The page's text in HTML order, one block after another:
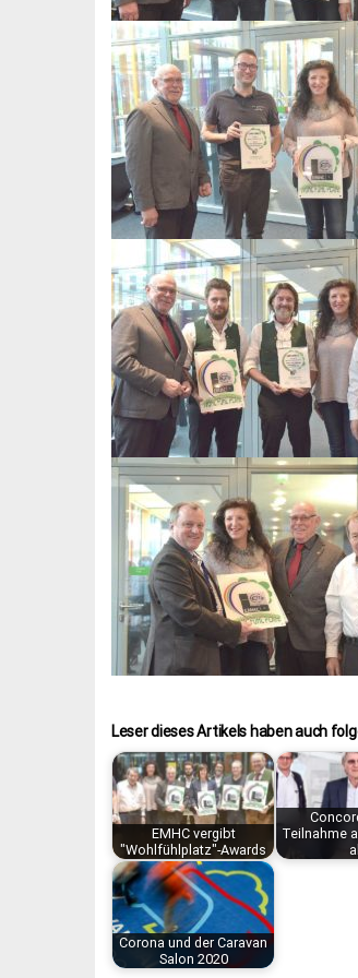
Leser dieses Artikels haben auch
EMHC vergibt
"Wohlfühlplatz"-Awards
Teilnahme
Corona und der Caravan
Salon 2020